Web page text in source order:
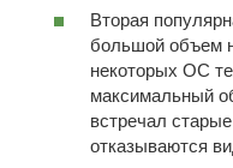
Вторая
большой объем
некоторых ОС
максимальный
встречал
отказываются